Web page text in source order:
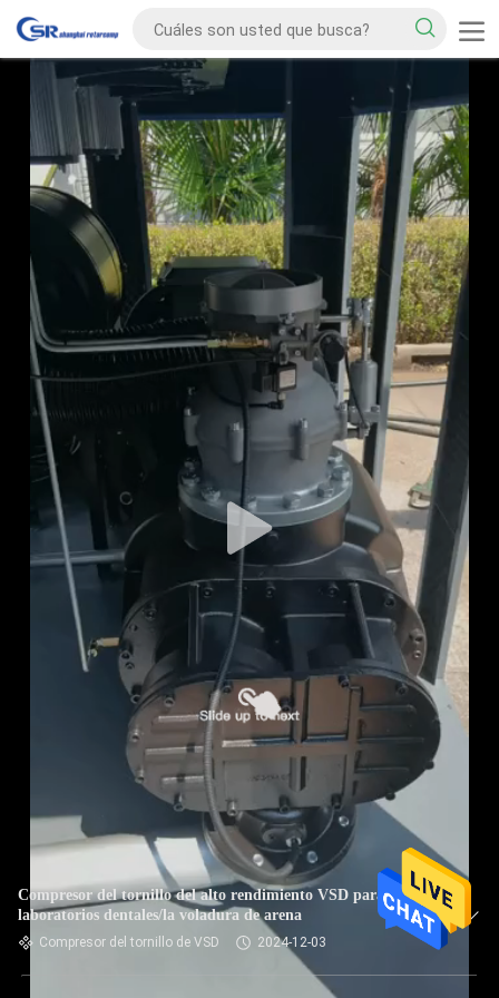
Compresor del tornillo del alto rendimiento VSD para los
laboratorios dentales/la voladura de arena
Compresor del tornillo de VSD 2024-12-03